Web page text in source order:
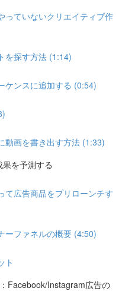
っていないクリエイティブ作
を探す方法 (1:14)
ケンスに追加する (0:54)
動画を書き出す方法 (1:33)
を予測する
て広告商品をプリローンチす
ーファネルの概要 (4:50)
ト
Facebook/Instagram広告の